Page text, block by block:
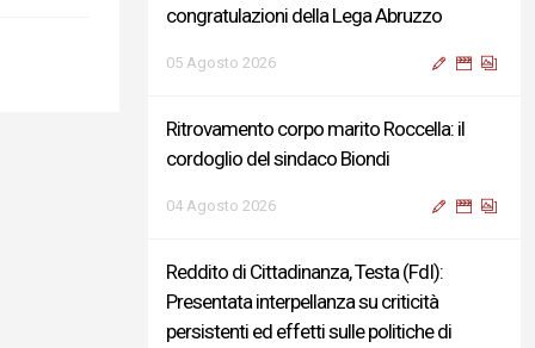
congratulazioni della Lega Abruzzo
05 Agosto 2026
Ritrovamento corpo marito Roccella: il
cordoglio del sindaco Biondi
04 Agosto 2026
Reddito di Cittadinanza, Testa (FdI):
Presentata interpellanza su criticità
persistenti ed effetti sulle politiche di